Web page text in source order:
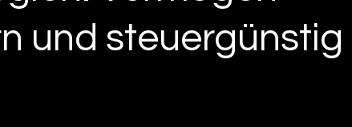
und steuergünstig